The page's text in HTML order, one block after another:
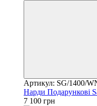
Артикул: SG/1400/
Нарди Подарункові
7 100 грн